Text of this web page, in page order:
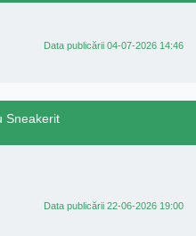
Data publicării 04-07-2026 14:46
Sneakerit
Data publicării 22-06-2026 19:00